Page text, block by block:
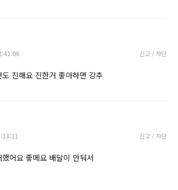
신고 / 차단
진해요 진한거 좋아하면 강추
신고 / 차단
어요 좋메요 배달이 안둬서